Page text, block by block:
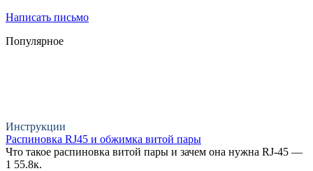
Написать письмо
Популярное
Инструкции
Распиновка RJ45 и обжимка витой пары
Что такое распиновка витой пары и зачем она нужна RJ-45 —
1 55.8к.